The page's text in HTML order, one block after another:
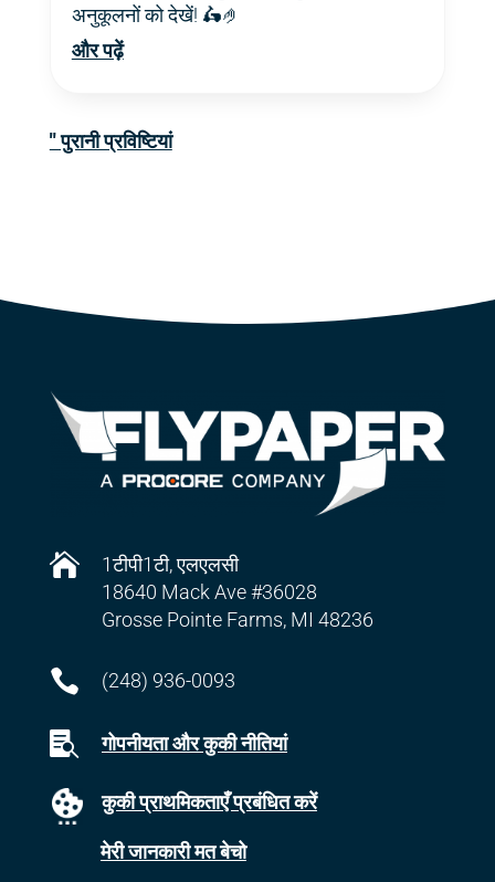
अनुकूलनों को देखें! 🛵🤌
और पढ़ें
" पुरानी प्रविष्टियां

1टीपी1टी, एलएलसी
18640 Mack Ave #36028
Grosse Pointe Farms, MI 48236
 (248) 936-0093
 गोपनीयता और कुकी नीतियां
कुकी प्राथमिकताएँ प्रबंधित करें
मेरी जानकारी मत बेचो